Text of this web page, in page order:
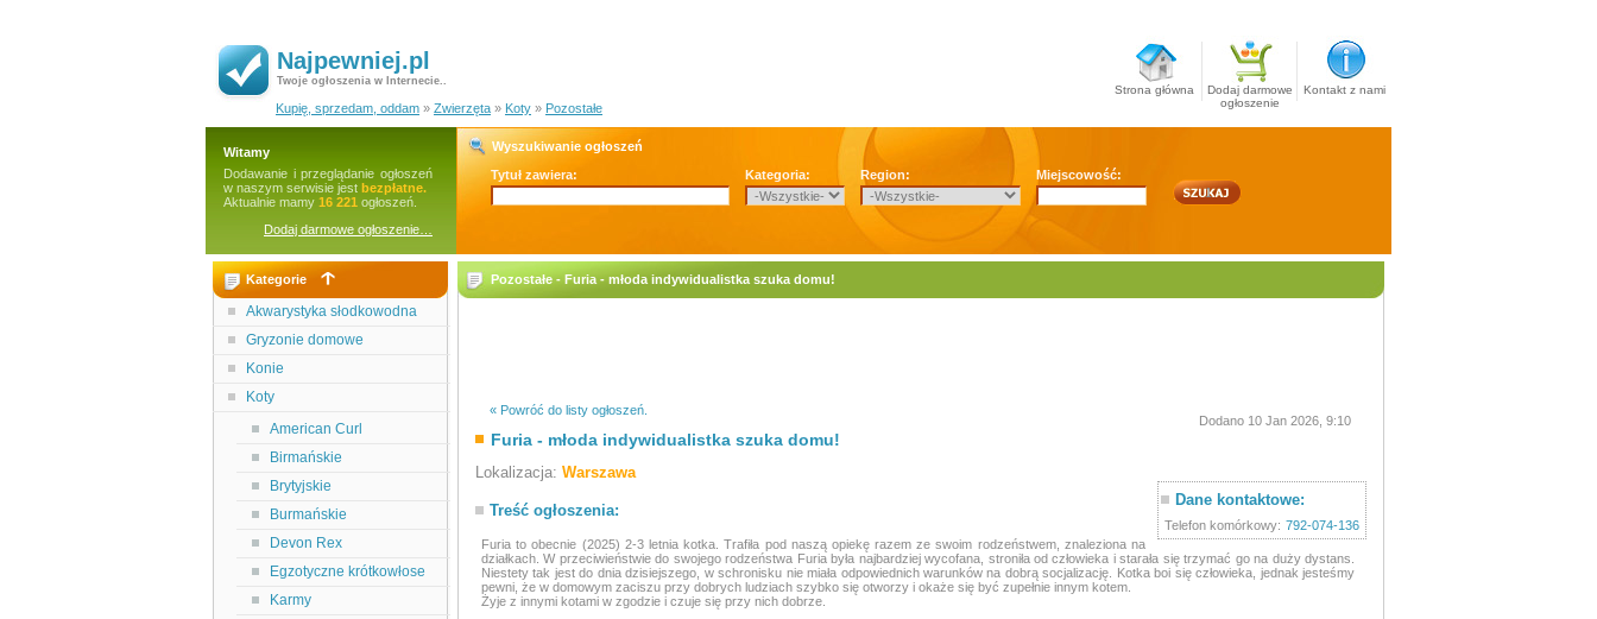
Najpewniej.pl
Twoje ogłoszenia w Internecie..
Strona główna
Dodaj darmowe
ogłoszenie
Kontakt z nami
Kupię, sprzedam, oddam » Zwierzęta » Koty » Pozostałe
Witamy
Dodawanie i przeglądanie ogłoszeń
w naszym serwisie jest bezpłatne.
Aktualnie mamy 16 221 ogłoszeń.
Dodaj darmowe ogłoszenie…
Wyszukiwanie ogłoszeń
Tytuł zawiera:
Kategoria: Region: Miejscowość:
Kategorie
Akwarystyka słodkowodna
Gryzonie domowe
Konie
Koty
American Curl
Birmańskie
Brytyjskie
Burmańskie
Devon Rex
Egzotyczne krótkowłose
Karmy
Pozostałe - Furia - młoda indywidualistka szuka domu!
« Powróć do listy ogłoszeń.
Furia - młoda indywidualistka szuka domu!
Dodano 10 Jan 2026, 9:10
Lokalizacja: Warszawa
Dane kontaktowe:
Telefon komórkowy: 792-074-136
Treść ogłoszenia:
Furia to obecnie (2025) 2-3 letnia kotka. Trafiła pod naszą opiekę razem ze swoim rodzeństwem, znaleziona na
działkach. W przeciwieństwie do swojego rodzeństwa Furia była najbardziej wycofana, stroniła od człowieka i starała się trzymać go na duży dystans.
Niestety tak jest do dnia dzisiejszego, w schronisku nie miała odpowiednich warunków na dobrą socjalizację. Kotka boi się człowieka, jednak jesteśmy
pewni, że w domowym zaciszu przy dobrych ludziach szybko się otworzy i okaże się być zupełnie innym kotem.
Żyje z innymi kotami w zgodzie i czuje się przy nich dobrze.